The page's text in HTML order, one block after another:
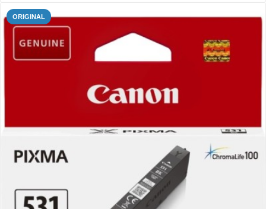
ORIGINAL